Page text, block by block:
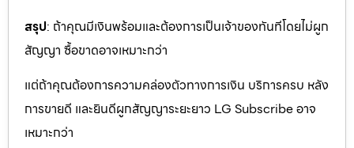
สรุป: ถ้าคุณมีเงินพร้อมและต้องการเป็นเจ้าของทันทีโดยไม่ผูก
สัญญา ซื้อขาดอาจเหมาะกว่า
แต่ถ้าคุณต้องการความคล่องตัวทางการเงิน บริการครบ หลัง
การขายดี และยินดีผูกสัญญาระยะยาว LG Subscribe อาจ
เหมาะกว่า